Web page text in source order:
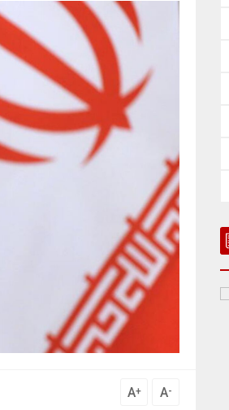
A+ A-